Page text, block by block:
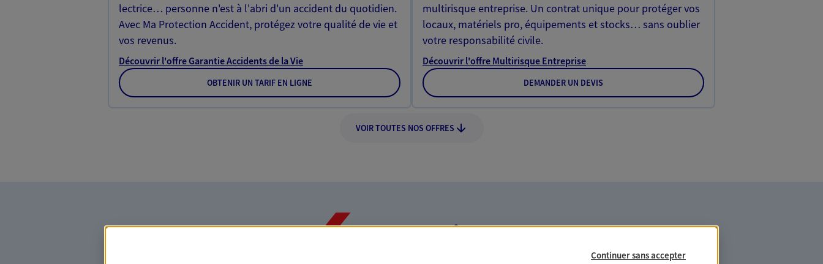
lectrice… personne n'est à l'abri d'un accident du quotidien.
Avec Ma Protection Accident, protégez votre qualité de vie et
vos revenus.
Découvrir l'offre Garantie Accidents de la Vie
OBTENIR UN TARIF EN LIGNE
multirisque entreprise. Un contrat unique pour protéger vos
locaux, matériels pro, équipements et stocks… sans oublier
votre responsabilité civile.
Découvrir l'offre Multirisque Entreprise
DEMANDER UN DEVIS
VOIR TOUTES NOS OFFRES
Nos expertises
Continuer sans accepter